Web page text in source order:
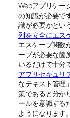
Webアプリケー
の知識が必要で
識が必要かとい
列を安全にエス
エスケープ関数
ープが必要な箇
いるだけで十分
アプリセキュリ
なテキスト管理
策であると分か
ールを意識する
ようになります。